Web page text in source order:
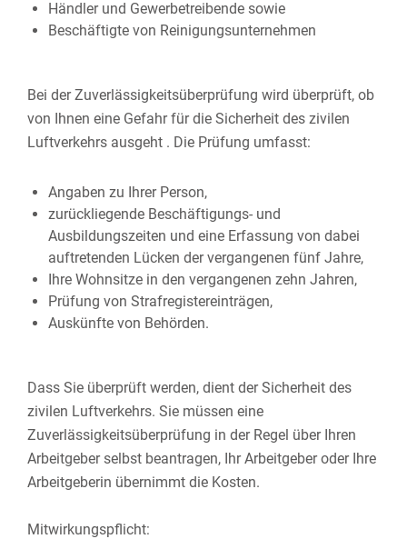
Händler und Gewerbetreibende sowie
Beschäftigte von Reinigungsunternehmen
Bei der Zuverlässigkeitsüberprüfung wird überprüft, ob
von Ihnen eine Gefahrfür die Sicherheit des zivilen
Luftverkehrs ausgeht . Die Prüfung umfasst:
Angaben zu Ihrer Person,
zurückliegende Beschäftigungs- und
Ausbildungszeiten und eine Erfassung von dabei
auftretenden Lücken der vergangenen fünf Jahre,
Ihre Wohnsitze in den vergangenen zehn Jahren,
Prüfung von Strafregistereinträgen,
Auskünfte von Behörden.
Dass Sie überprüft werden, dient der Sicherheit des
zivilen Luftverkehrs. Sie müssen eine
Zuverlässigkeitsüberprüfung in der Regel über Ihren
Arbeitgeber selbst beantragen, Ihr Arbeitgeber oder Ihre
Arbeitgeberin übernimmt die Kosten.
Mitwirkungspflicht: